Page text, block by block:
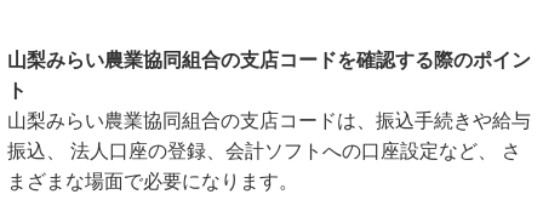
山梨みらい農業協同組合の支店コードを確認する際のポイン
ト
山梨みらい農業協同組合の支店コードは、振込手続きや給与
振込、 法人口座の登録、会計ソフトへの口座設定など、 さ
まざまな場面で必要になります。